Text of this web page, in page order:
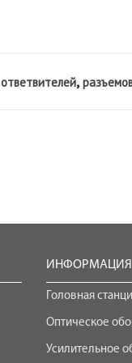
ответвителей,
ИНФОРМАЦИЯ
Головная
Оптическое
Усилительное